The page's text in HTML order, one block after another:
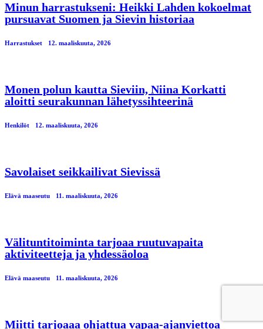
Minun harrastukseni: Heikki Lahden kokoelmat
pursuavat Suomen ja Sievin historiaa
Harrastukset 12. maaliskuuta, 2026
Monen polun kautta Sieviin, Niina Korkatti
aloitti seurakunnan lähetyssihteerinä
Henkilöt 12. maaliskuuta, 2026
Savolaiset seikkailivat Sievissä
Elävä maaseutu 11. maaliskuuta, 2026
Välituntitoiminta tarjoaa ruutuvapaita
aktiviteetteja ja yhdessäoloa
Elävä maaseutu 11. maaliskuuta, 2026
Miitti tarjoaaa ohjattua vapaa-ajanviettoa